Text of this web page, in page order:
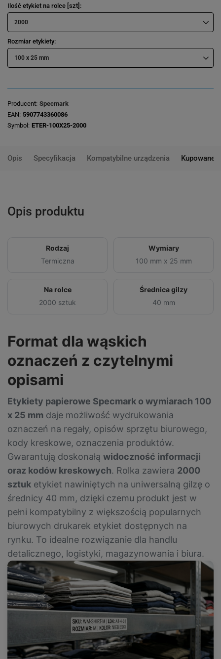
Ilość etykiet na rolce [szt]
2000
Rozmiar etykiety
100 x 25 mm
Producent Specmark
EAN 5907743360086
Symbol ETER-100X25-2000
Opis Specyfikacja Kompatybilne urządzenia Kupowane
Opis produktu
Rodzaj
Termiczna
Wymiary
100 mm x 25 mm
Na rolce
2000 sztuk
Średnica gilzy
40 mm
Format dla wąskich
oznaczeń z czytelnymi
opisami
Etykiety papierowe Specmark o wymiarach 100
x 25 mm daje możliwość wydrukowania
oznaczeń na regały, opisów sprzętu biurowego,
kody kreskowe, oznaczenia produktów.
Gwarantują doskonałą widoczność informacji
oraz kodów kreskowych. Rolka zawiera 2000
sztuk etykiet nawiniętych na uniwersalną gilzę o
średnicy 40 mm, dzięki czemu produkt jest w
pełni kompatybilny z większością popularnych
biurowych drukarek etykiet dostępnych na
rynku. To idealne rozwiązanie dla handlu
detalicznego, logistyki, magazynowania i biura.